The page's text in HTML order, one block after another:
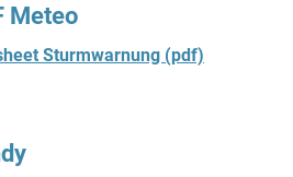
Meteo
Sturmwarnung (pdf)